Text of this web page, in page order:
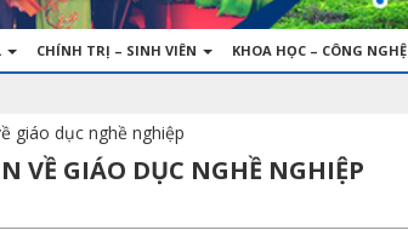
CHÍNH TRỊ – SINH VIÊN KHOA HỌC – CÔNG NGHỆ
giáo dục nghề nghiệp
VỀ GIÁO DỤC NGHỀ NGHIỆP